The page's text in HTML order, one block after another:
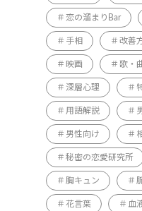
恋の溜まりBar
手相 改善
映画 歌・
深層心理
用語解説
男性向け
秘密の恋愛研究所
胸キュン
花言葉 血